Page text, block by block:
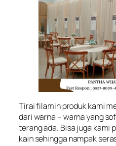
Tirai filamin produk kami
dari warna – warna yang
terang ada. Bisa juga kami
kain sehingga nampak